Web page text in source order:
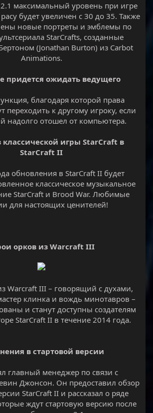
максимальный уровень при игре
будет увеличен с 30 до 35. Также
новые портреты и эмблемы по
StarCrafts, созданные
(Jonathan Burton) из Carbot
Animations.
придется ожидать ведущего
благодаря которой права
переходить к другому игроку, если
надолго отошел от компьютера.
игры StarCraft в
StarCraft II
обновления в StarCraft II будет
классическое музыкальное
StarCraft и Brood War. Любимые
для настоящих ценителей!
орков из Warcraft III
Warcraft III – говорящий с духами,
клинка и вождь минотавров –
и станут доступны создателям
StarCraft II в течение 2014 года.
в стартовой версии
главный менеджер по связи с
Джонсон. Он предоставил обзор
StarCraft II и рассказал о ряде
ждут стартовую версию после